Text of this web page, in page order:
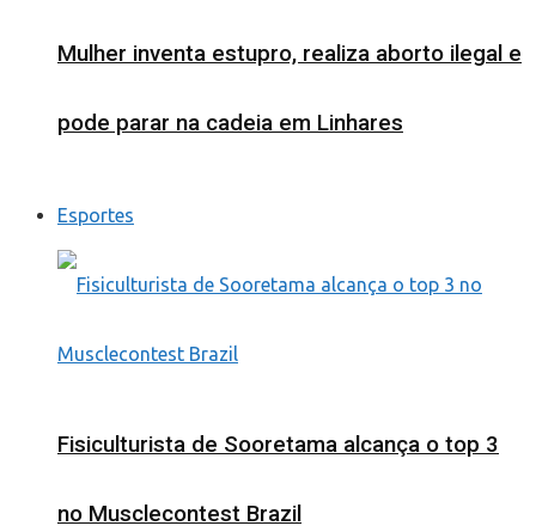
Mulher inventa estupro, realiza aborto ilegal e
pode parar na cadeia em Linhares
Esportes
Fisiculturista de Sooretama alcança o top 3
no Musclecontest Brazil